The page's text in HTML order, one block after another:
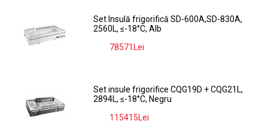
Set Insulă frigorifică SD-600A,SD-830A,
2560L, ≤-18°C, Alb
78571Lei
Set insule frigorifice CQG19D + CQG21L,
2894L, ≤-18°C, Negru
115415Lei